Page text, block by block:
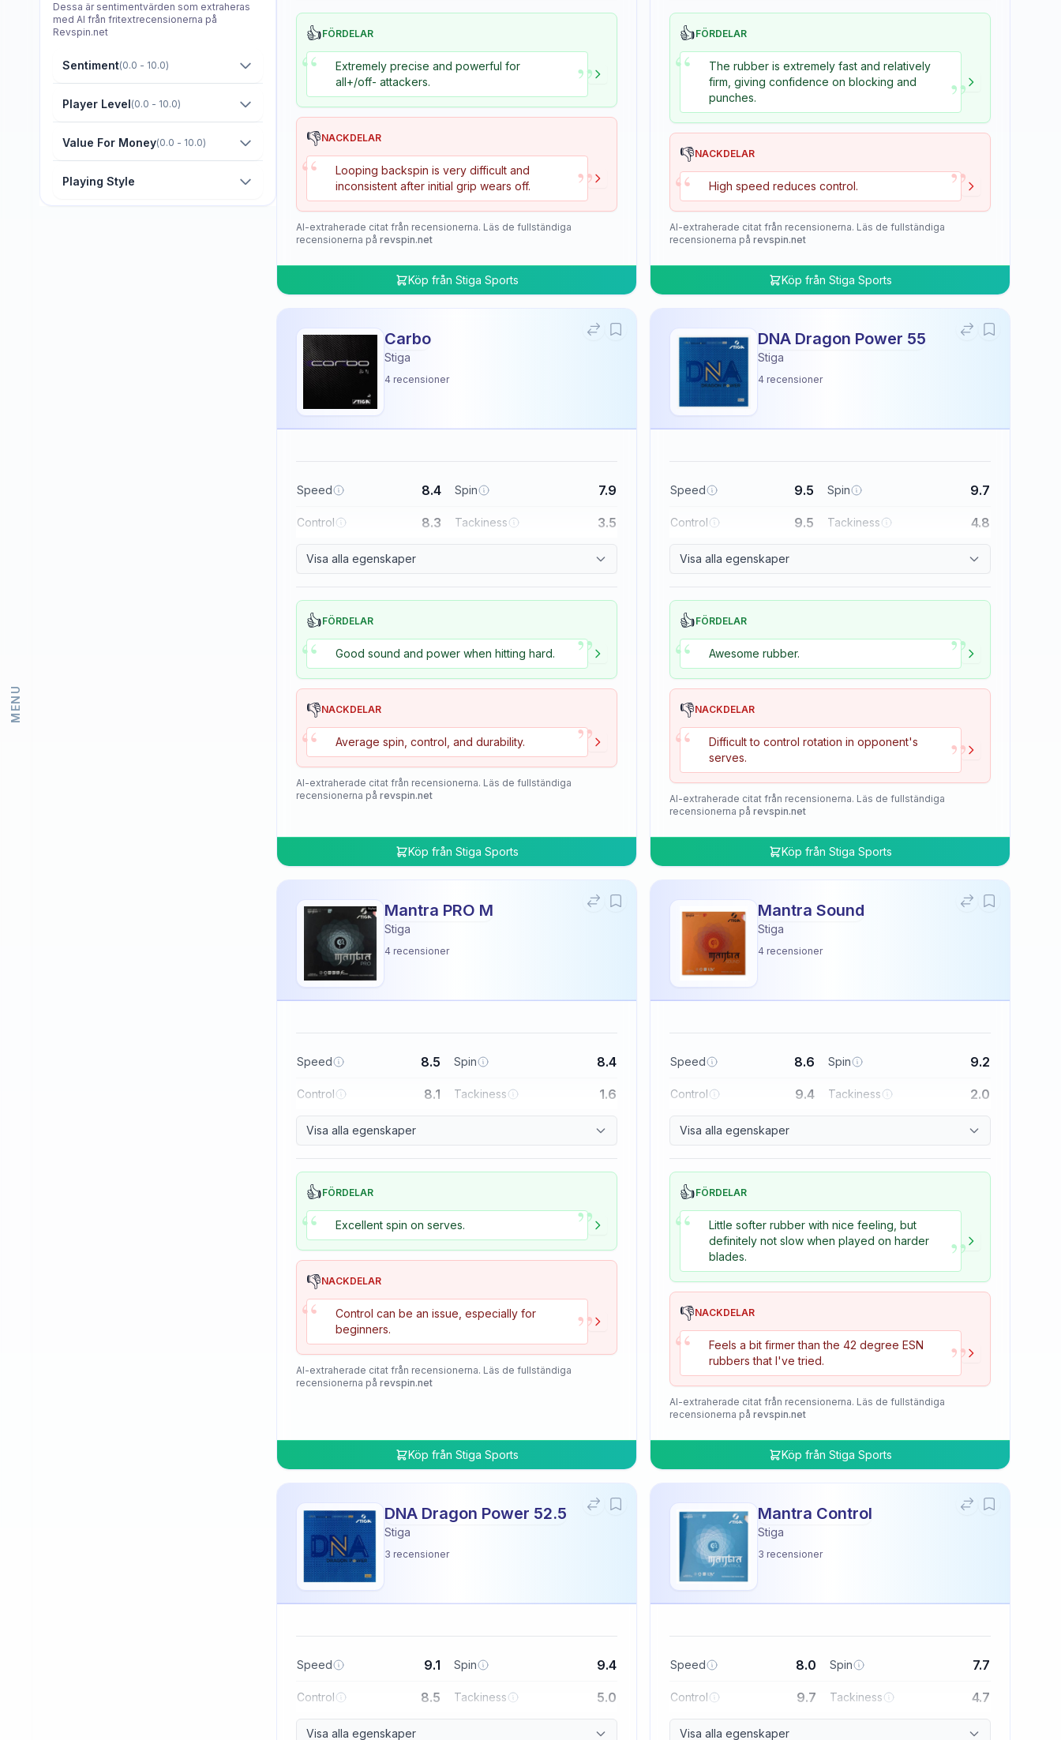
MENU
Double Fish
Eastfield
Friendship/729
Gambler
Gewo
Dessa är sentimentvärden som extraheras
med AI från fritextrecensionerna på
Revspin.net
Sentiment(0.0 - 10.0)
Player Level(0.0 - 10.0)
Value For Money(0.0 - 10.0)
Playing Style
👍FÖRDELAR
“
Extremely precise and powerful for
all+/off- attackers.
”
👎NACKDELAR
“
Looping backspin is very difficult and
inconsistent after initial grip wears off.
”
AI-extraherade citat från recensionerna. Läs de fullständiga
recensionerna på revspin.net
Köp från Stiga Sports
👍FÖRDELAR
“
The rubber is extremely fast and relatively
firm, giving confidence on blocking and
punches.
”
👎NACKDELAR
“ High speed reduces control. ”
AI-extraherade citat från recensionerna. Läs de fullständiga
recensionerna på revspin.net
Köp från Stiga Sports
Carbo
Stiga
4 recensioner
Speed 8.4 Spin 7.9
Control 8.3 Tackiness 3.5
Visa alla egenskaper
👍FÖRDELAR
“ Good sound and power when hitting hard. ”
👎NACKDELAR
“ Average spin, control, and durability. ”
AI-extraherade citat från recensionerna. Läs de fullständiga
recensionerna på revspin.net
Köp från Stiga Sports
DNA Dragon Power 55
Stiga
4 recensioner
Speed 9.5 Spin 9.7
Control 9.5 Tackiness 4.8
Visa alla egenskaper
👍FÖRDELAR
“ Awesome rubber. ”
👎NACKDELAR
“
Difficult to control rotation in opponent's
serves.
”
AI-extraherade citat från recensionerna. Läs de fullständiga
recensionerna på revspin.net
Köp från Stiga Sports
Mantra PRO M
Stiga
4 recensioner
Speed 8.5 Spin 8.4
Control 8.1 Tackiness 1.6
Visa alla egenskaper
👍FÖRDELAR
“ Excellent spin on serves. ”
👎NACKDELAR
“
Control can be an issue, especially for
beginners.
”
AI-extraherade citat från recensionerna. Läs de fullständiga
recensionerna på revspin.net
Köp från Stiga Sports
Mantra Sound
Stiga
4 recensioner
Speed 8.6 Spin 9.2
Control 9.4 Tackiness 2.0
Visa alla egenskaper
👍FÖRDELAR
“
Little softer rubber with nice feeling, but
definitely not slow when played on harder
blades.
”
👎NACKDELAR
“
Feels a bit firmer than the 42 degree ESN
rubbers that I've tried.
”
AI-extraherade citat från recensionerna. Läs de fullständiga
recensionerna på revspin.net
Köp från Stiga Sports
DNA Dragon Power 52.5
Stiga
3 recensioner
Speed 9.1 Spin 9.4
Control 8.5 Tackiness 5.0
Visa alla egenskaper
Mantra Control
Stiga
3 recensioner
Speed 8.0 Spin 7.7
Control 9.7 Tackiness 4.7
Visa alla egenskaper